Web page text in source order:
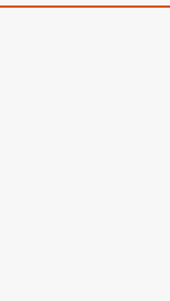
İNGİLTERE